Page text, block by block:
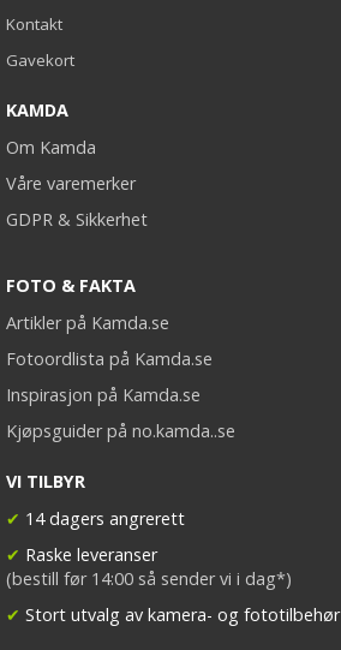
Kontakt
Gavekort
KAMDA
Om Kamda
Våre varemerker
GDPR & Sikkerhet
FOTO & FAKTA
Artikler på Kamda.se
Fotoordlista på Kamda.se
Inspirasjon på Kamda.se
Kjøpsguider på no.kamda..se
VI TILBYR
✔ 14 dagers angrerett
✔ Raske leveranser
(bestill før 14:00 så sender vi i dag*)
✔ Stort utvalg av kamera- og fototilbehør